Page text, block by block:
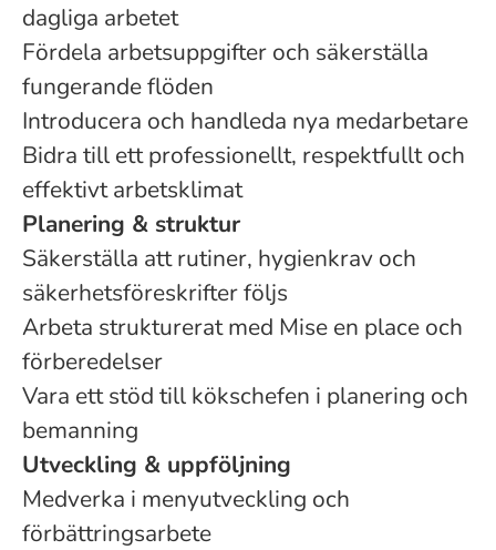
dagliga arbetet
Fördela arbetsuppgifter och säkerställa
fungerande flöden
Introducera och handleda nya medarbetare
Bidra till ett professionellt, respektfullt och
effektivt arbetsklimat
Planering & struktur
Säkerställa att rutiner, hygienkrav och
säkerhetsföreskrifter följs
Arbeta strukturerat med Mise en place och
förberedelser
Vara ett stöd till kökschefen i planering och
bemanning
Utveckling & uppföljning
Medverka i menyutveckling och
förbättringsarbete